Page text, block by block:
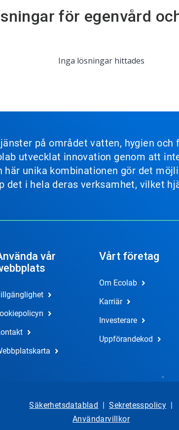
för egenvård
Inga lösningar hittades
på området vatten, hygien
utvecklat innovation genom att
här unika kombinationen gör det
det i hela deras verksamhet, vilket
vår
Vårt företag
Om Ecolab
Karriär
Investerare
Uppförandekod
Säkerhetsdatablad |Sekretesspolicy
Användarvillkor